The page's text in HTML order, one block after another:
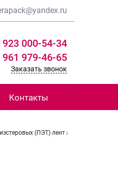
923 000-54-34
961 979-46-65
Заказать звонок
Контакты
(ПЭТ) лент